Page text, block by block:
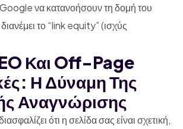
να κατανοήσουν τη δομή του
το “link equity” (ισχύς
Και Off-Page
Η Δύναμη Της
Αναγνώρισης
ότι η σελίδα σας είναι σχετική,